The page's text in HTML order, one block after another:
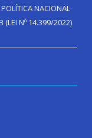
NACIONAL
(LEI Nº 14.399/2022)